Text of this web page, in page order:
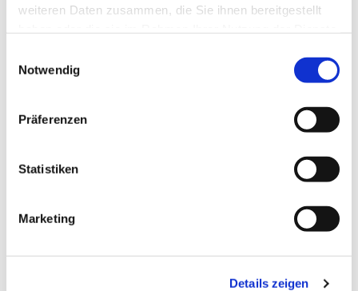
weiteren Daten zusammen, die Sie ihnen bereitgestellt
Notwendig
Präferenzen
Statistiken
Marketing
Details zeigen